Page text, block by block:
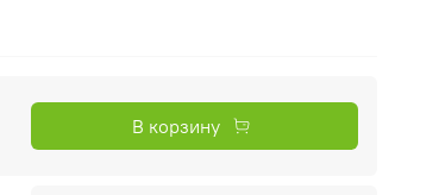
В корзину